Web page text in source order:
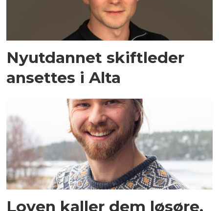
Nyutdannet skiftleder
ansettes i Alta
Loven kaller dem løsøre.